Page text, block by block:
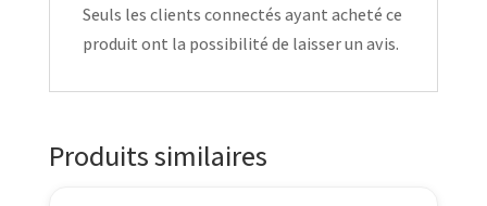
Seuls les clients connectés ayant acheté ce
produit ont la possibilité de laisser un avis.
Produits similaires